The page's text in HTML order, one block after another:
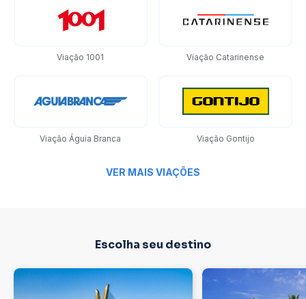
Viação 1001 Viação Catarinense
Viação Águia Branca Viação Gontijo
VER MAIS VIAÇÕES
Escolha seu destino